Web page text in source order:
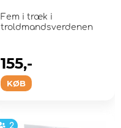
Fem i træk i
troldmandsverdenen
KØB
155,-
2